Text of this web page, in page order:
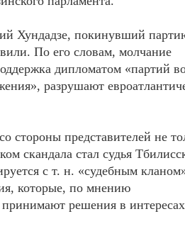
Хундадзе, покинувший
По его словам, молчание
дипломатом «партий
разрушают
представителей не
скандала стал судья
с т. н. «судебным
которые, по мнению
решения в интересах